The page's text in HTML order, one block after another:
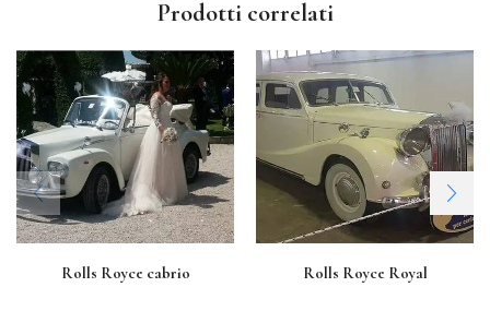
Prodotti correlati
Rolls Royce cabrio Rolls Royce Royal